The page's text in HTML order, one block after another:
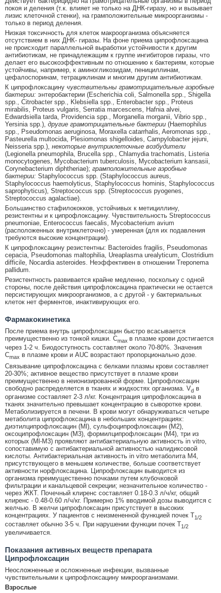
покоя и деления (т.к. влияет не только на ДНК-гиразу, но и вызывает
лизис клеточной стенки), на грамположительные микроорганизмы -
только в период деления.
Низкая токсичность для клеток макроорганизма объясняется
отсутствием в них ДНК- гиразы. На фоне приема ципрофлоксацина
не происходит параллельной выработки устойчивости к другим
антибиотикам, не принадлежащим к группе ингибиторов гиразы, что
делает его высокоэффективным по отношению к бактериям, которые
устойчивы, например, к аминогликозидам, пенициллинам,
цефалоспоринам, тетрациклинам и многим другим антибиотикам.
К ципрофлоксацину чувствительны грамотрицательные аэробные
бактерии: энтеробактерии (Escherichia coli, Salmonella spp., Shigella
spp., Citrobacter spp., Klebsiella spp., Enterobacter spp., Proteus
mirabilis, Proteus vulgaris, Serratia marcescens, Hafnia alvei,
Edwardsiella tarda, Providencia spp., Morganella morganii, Vibrio spp.,
Yersinia spp.), другие грамотрицательные бактерии (Haemophilus
spp., Pseudomonas aeruginosa, Moraxella catarrhalis, Aeromonas spp.,
Pasteurella multocida, Plesiomonas shigelloides, Campylobacter jejuni,
Neisseria spp.), некоторые внутриклеточные возбудители
(Legionella pneumophila, Brucella spp., Chlamydia trachomatis, Listeria
monocytogenes, Mycobacterium tuberculosis, Mycobacterium kansasii,
Corynebacterium diphtheriae); грамположительные аэробные
бактерии: Staphylococcus spp. (Staphylococcus aureus,
Staphylococcus haemolyticus, Staphylococcus hominis, Staphylococcus
saprophyticus), Streptococcus spp. (Streptococcus pyogenes,
Streptococcus agalactiae).
Большинство стафилококков, устойчивых к метициллину,
резистентны и к ципрофлоксацину. Чувствительность Streptococcus
pneumoniae, Enterococcus faecalis, Mycobacterium avium
(расположенных внутриклеточно) - умеренная (для их подавления
требуются высокие концентрации).
К ципрофлоксацину резистентны: Bacteroides fragilis, Pseudomonas
cepacia, Pseudomonas maltophilia, Ureaplasma urealyticum, Clostridium
difficile, Nocardia asteroides. Неэффективен в отношении Treponema
pallidum.
Резистентность развивается крайне медленно, поскольку с одной
стороны, после действия ципрофлоксацина практически не остается
персистирующих микроорганизмов, а с другой - у бактериальных
клеток нет ферментов, инактивирующих его.
Фармакокинетика
После приема внутрь ципрофлоксацин быстро всасывается
преимущественно из тонкой кишки. Cmax в плазме крови достигается
через 1-2 ч. Биодоступность составляет около 70-80%. Значения
Cmax в плазме крови и AUC возрастают пропорционально дозе.
Связывание ципрофлоксацина с белками плазмы крови составляет
20-30%; активное вещество присутствует в плазме крови
преимущественно в неионизированной форме. Ципрофлоксацин
свободно распределяется в тканях и жидкостях организма. Vd в
организме составляет 2-3 л/кг. Концентрация ципрофлоксацина в
тканях значительно превышает концентрацию в сыворотке крови.
Метаболизируется в печени. В крови могут обнаруживаться четыре
метаболита ципрофлоксацина в небольших концентрациях:
диэтилципрофлоксацин (Ml), сульфоципрофлоксацин (М2),
оксоципрофлоксацин (М3), формилципрофлоксацин (М4), три из
которых (Ml-М3) проявляют антибактериальную активность in vitro,
сопоставимую с антибактериальной активностью налидиксовой
кислоты. Антибактериальная активность in vitro метаболита М4,
присутствующего в меньшем количестве, больше соответствует
активности норфлоксацина. Ципрофлоксацин выводится из
организма преимущественно почками путем клубочковой
фильтрации и канальцевой секреции; незначительное количество -
через ЖКТ. Почечный клиренс составляет 0.18-0.3 л/ч/кг, общий
клиренс - 0.48-0.60 л/ч/кг. Примерно 1% вводимой дозы выводится с
желчью. В желчи ципрофлоксацин присутствует в высоких
концентрациях. У пациентов с неизмененной функцией почек T1/2
составляет обычно 3-5 ч. При нарушении функции почек T1/2
увеличивается.
Показания активных веществ препарата
Ципрофлоксацин
Неосложненные и осложненные инфекции, вызванные
чувствительными к ципрофлоксацину микроорганизмами.
Взрослые